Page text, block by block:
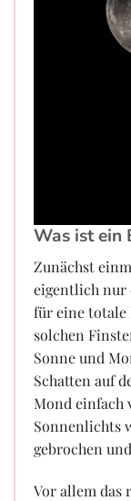
Was ist ein
Zunächst
eigentlich nur
für eine totale
solchen
Sonne und
Schatten auf
Mond einfach
Sonnenlichts
gebrochen
Vor allem das